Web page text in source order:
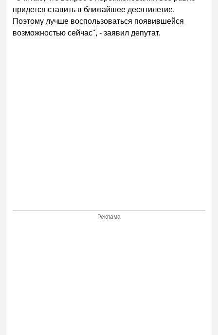
придется ставить в ближайшее десятилетие.
Поэтому лучше воспользоваться появившейся
возможностью сейчас", - заявил депутат.
Реклама